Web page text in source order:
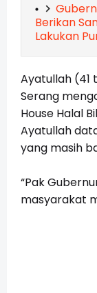
Berikan
Lakukan
Ayatullah (41
Serang
House Halal
Ayatullah
yang masih
“Pak
masyarakat